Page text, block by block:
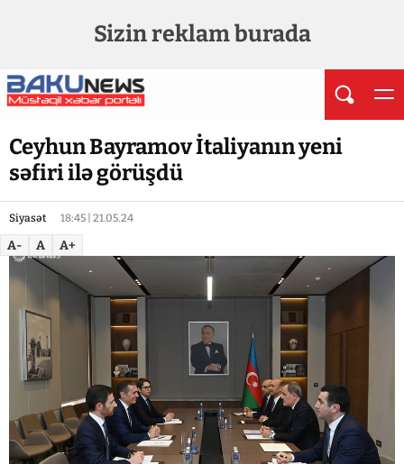
Sizin reklam burada
Ceyhun Bayramov İtaliyanın yeni
səfiri ilə görüşdü
Siyasət 18:45 | 21.05.24
A- A A+